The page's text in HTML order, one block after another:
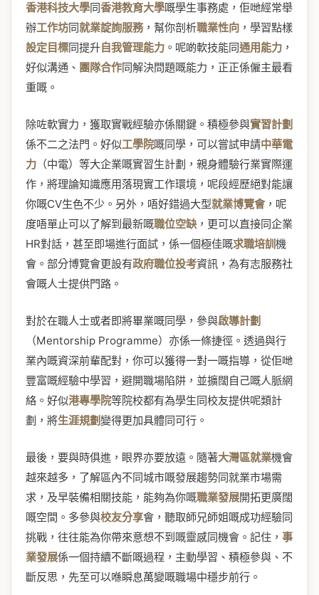
香港科技大學同香港教育大學嘅學生事務處，佢哋經常舉
辦工作坊同就業諚詢服務，幫你剖析職業性向 ，學習點樣
設定目標同提升自我管理能力 。呢啲軟技能同通用能力 ，
好似溝通、 團隊合作同解決問題嘅能力，正正係僱主最看
重嘅。
除咗軟實力，獲取實戰經驗亦係關鍵。積極參與實習計劃
係不二之法門。好似工學院嘅同學，可以嘗試申請中華電
力 （中電）等大企業嘅實習生計劃，親身體驗行業實際運
作，將理論知識應用落現實工作環境，呢段經歷絕對能讓
你嘅CV生色不少。另外，唔好錯過大型就業博覽會，呢
度唔單止可以了解到最新嘅職位空缺，更可以直接同企業
HR對話，甚至即場進行面試，係一個極佳嘅求職培訓機
會。部分博覽會更設有政府職位投考資訊，為有志服務社
會嘅人士提供門路。
對於在職人士或者即將畢業嘅同學，參與啟導計劃
（Mentorship Programme）亦係一條捷徑。透過與行
業內嘅資深前輩配對，你可以獲得一對一嘅指導，從佢哋
豐富嘅經驗中學習，避開職場陷阱，並擴闊自己嘅人脈網
絡。好似港專學院等院校都有為學生同校友提供呢類計
劃，將生涯規劃變得更加具體同可行。
最後，要與時俱進，眼界亦要放遠。隨著大灣區就業機會
越來越多，了解區內不同城市嘅發展趨勢同就業市場需
求，及早裝備相關技能，能夠為你嘅職業發展開拓更廣闊
嘅空間。多參與校友分享會，聽取師兄師姐嘅成功經驗同
挑戰，往往能為你帶來意想不到嘅靈感同機會。記住， 事
業發展係一個持續不斷嘅過程，主動學習、積極參與、不
斷反思，先至可以喺瞬息萬變嘅職場中穩步前行。